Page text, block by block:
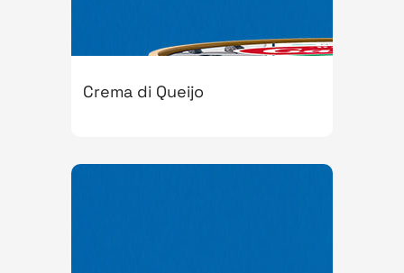
Crema di Queijo